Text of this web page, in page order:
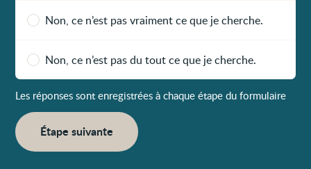
Non, ce n’est pas vraiment ce que je cherche.
Non, ce n’est pas du tout ce que je cherche.
Les réponses sont enregistrées à chaque étape du formulaire
Étape suivante